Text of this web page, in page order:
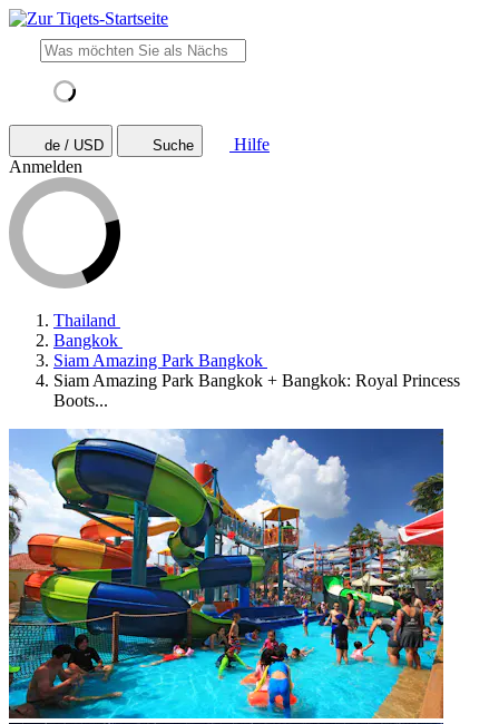
de / USD Suche
Hilfe
Anmelden
Thailand
Bangkok
Siam Amazing Park Bangkok
Siam Amazing Park Bangkok + Bangkok: Royal Princess
Boots...